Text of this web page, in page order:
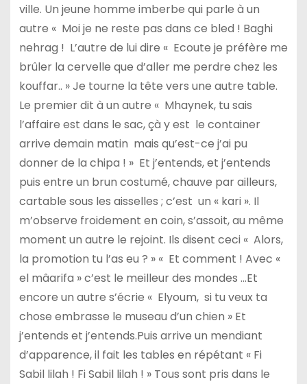
ville. Un jeune homme imberbe qui parle à un
autre « Moi je ne reste pas dans ce bled ! Baghi
nehrag ! L’autre de lui dire « Ecoute je préfère me
brûler la cervelle que d’aller me perdre chez les
kouffar.. » Je tourne la tête vers une autre table.
Le premier dit à un autre « Mhaynek, tu sais
l’affaire est dans le sac, çà y est le container
arrive demain matin mais qu’est-ce j’ai pu
donner de la chipa ! » Et j’entends, et j’entends
puis entre un brun costumé, chauve par ailleurs,
cartable sous les aisselles ; c’est un « kari ». Il
m’observe froidement en coin, s’assoit, au même
moment un autre le rejoint. Ils disent ceci « Alors,
la promotion tu l’as eu ? » « Et comment ! Avec «
el mâarifa » c’est le meilleur des mondes …Et
encore un autre s’écrie « Elyoum, si tu veux ta
chose embrasse le museau d’un chien » Et
j’entends et j’entends.Puis arrive un mendiant
d’apparence, il fait les tables en répétant « Fi
Sabil lilah ! Fi Sabil lilah ! » Tous sont pris dans le